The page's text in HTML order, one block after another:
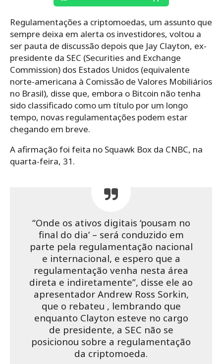
Regulamentações a criptomoedas, um assunto que
sempre deixa em alerta os investidores, voltou a
ser pauta de discussão depois que Jay Clayton, ex-
presidente da SEC (Securities and Exchange
Commission) dos Estados Unidos (equivalente
norte-americana à Comissão de Valores Mobiliários
no Brasil), disse que, embora o Bitcoin não tenha
sido classificado como um título por um longo
tempo, novas regulamentações podem estar
chegando em breve.
A afirmação foi feita no Squawk Box da CNBC, na
quarta-feira, 31.
“Onde os ativos digitais ‘pousam no
final do dia’ – será conduzido em
parte pela regulamentação nacional
e internacional, e espero que a
regulamentação venha nesta área
direta e indiretamente”, disse ele ao
apresentador Andrew Ross Sorkin,
que o rebateu , lembrando que
enquanto Clayton esteve no cargo
de presidente, a SEC não se
posicionou sobre a regulamentação
da criptomoeda.